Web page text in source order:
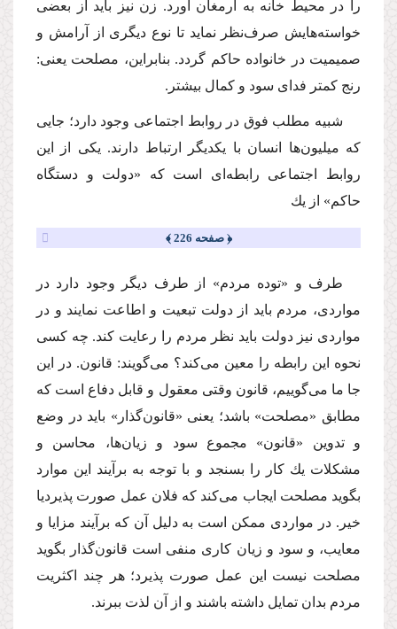
را در محیط خانه به ارمغان آورد. زن نیز باید از بعضى
خواسته‌هایش صرف‌نظر نماید تا نوع دیگرى از آرامش و
صمیمیت در خانواده حاكم گردد. بنابراین، مصلحت یعنى:
رنج كمتر فداى سود و كمال بیشتر.
شبیه مطلب فوق در روابط اجتماعى وجود دارد؛ جایى
كه میلیون‌ها انسان با یكدیگر ارتباط دارند. یكى از این
روابط اجتماعى رابطه‌اى است كه «دولت و دستگاه
حاكم» از یك
﴿ صفحه 226 ﴾
طرف و «توده مردم» از طرف دیگر وجود دارد در
مواردى، مردم باید از دولت تبعیت و اطاعت نمایند و در
مواردى نیز دولت باید نظر مردم را رعایت كند. چه كسى
نحوه این رابطه را معین مى‌كند؟ مى‌گویند: قانون. در این
جا ما مى‌گوییم، قانون وقتى معقول و قابل دفاع است كه
مطابق «مصلحت» باشد؛ یعنى «قانون‌گذار» باید در وضع
و تدوین «قانون» مجموع سود و زیان‌ها، محاسن و
مشكلات یك كار را بسنجد و با توجه به برآیند این موارد
بگوید مصلحت ایجاب مى‌كند كه فلان عمل صورت پذیردیا
خیر. در مواردى ممكن است به دلیل آن كه برآیند مزایا و
معایب، و سود و زیان كارى منفى است قانون‌گذار بگوید
مصلحت نیست این عمل صورت پذیرد؛ هر چند اكثریت
مردم بدان تمایل داشته باشند و از آن لذت ببرند.